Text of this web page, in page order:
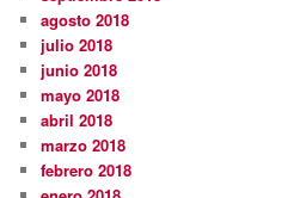
agosto 2018
julio 2018
junio 2018
mayo 2018
abril 2018
marzo 2018
febrero 2018